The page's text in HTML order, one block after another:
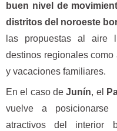
buen nivel de
distritos del noroeste
las propuestas al aire
destinos regionales
y vacaciones familiares.
En el caso deJunín, el
vuelve a
atractivos del interior